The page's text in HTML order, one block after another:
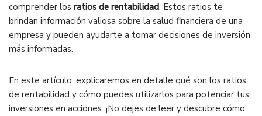
comprender los ratios de rentabilidad. Estos ratios te
brindan información valiosa sobre la salud financiera de una
empresa y pueden ayudarte a tomar decisiones de inversión
más informadas.
En este artículo, explicaremos en detalle qué son los ratios
de rentabilidad y cómo puedes utilizarlos para potenciar tus
inversiones en acciones. ¡No dejes de leer y descubre cómo